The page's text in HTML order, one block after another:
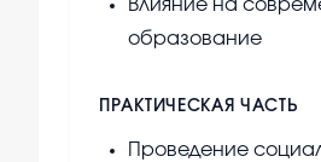
Влияние на
образование
ПРАКТИЧЕСКАЯ ЧАСТЬ
Проведение